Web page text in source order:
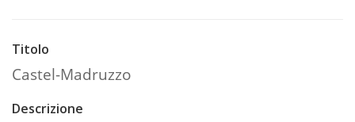
Titolo
Castel-Madruzzo
Descrizione